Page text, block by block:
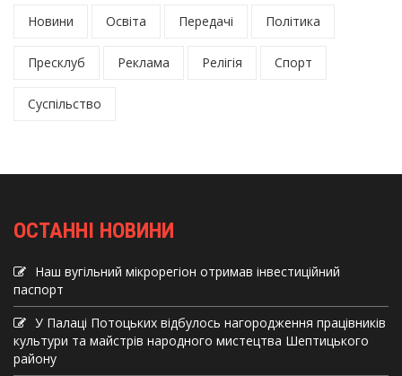
Новини Освіта Передачі Політика
Пресклуб Реклама Релігія Спорт
Суспільство
ОСТАННІ НОВИНИ
Наш вугільний мікрорегіон отримав інвеcтиційний
паспорт
У Палаці Потоцьких відбулось нагородження працівників
культури та майстрів народного мистецтва Шептицького
району